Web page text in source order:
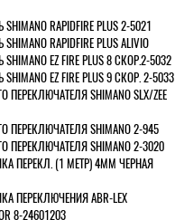
RAPIDFIRE PLUS 2-5021
RAPIDFIRE PLUS ALIVIO
EZ FIRE PLUS 8 СКОР.2-5032
EZ FIRE PLUS 9 СКОР. 2-5033
SHIMANO SLX/ZEE
ПЕРЕКЛЮЧАТЕЛЯ SHIMANO 2-945
ПЕРЕКЛЮЧАТЕЛЯ SHIMANO 2-3020
ПЕРЕКЛ. (1 МЕТР) 4ММ ЧЕРНАЯ
ПЕРЕКЛЮЧЕНИЯ ABR-LEX
8-24601203